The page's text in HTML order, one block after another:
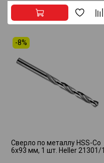
-8%
Сверло по металлу HSS-Co
6х93 мм, 1 шт. Heller 21301/1